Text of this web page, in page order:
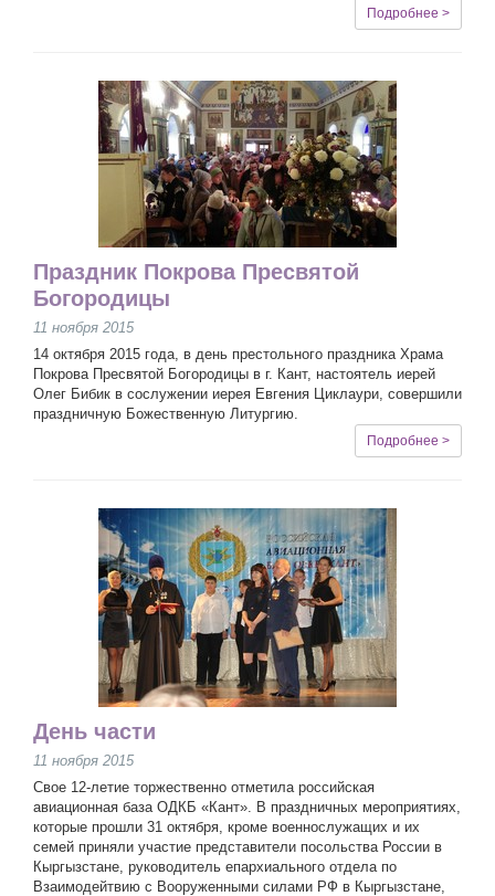
Подробнее >
Праздник Покрова Пресвятой
Богородицы
11 ноября 2015
14 октября 2015 года, в день престольного праздника Храма
Покрова Пресвятой Богородицы в г. Кант, настоятель иерей
Олег Бибик в сослужении иерея Евгения Циклаури, совершили
праздничную Божественную Литургию.
Подробнее >
День части
11 ноября 2015
Свое 12-летие торжественно отметила российская
авиационная база ОДКБ «Кант». В праздничных мероприятиях,
которые прошли 31 октября, кроме военнослужащих и их
семей приняли участие представители посольства России в
Кыргызстане, руководитель епархиального отдела по
Взаимодейтвию с Вооруженными силами РФ в Кыргызстане,